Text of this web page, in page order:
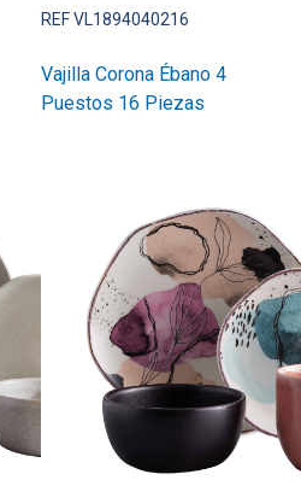
REF VL1894040216
Vajilla Corona Ébano 4
Puestos 16 Piezas